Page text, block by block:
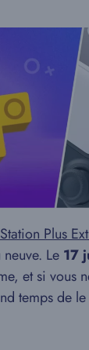
Plus
Le 17
et si vous
temps de